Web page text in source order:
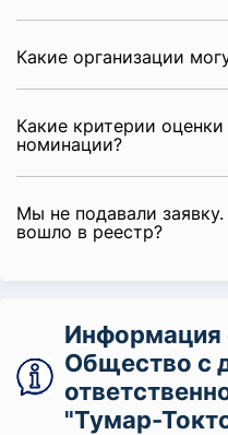
Какие организации
Какие критерии
номинации?
Мы не подавали
вошло в реестр?
Информация
Общество с
"Тумар-